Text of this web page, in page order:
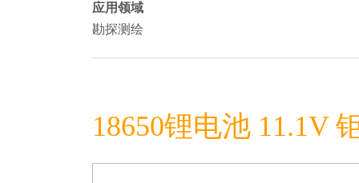
应用领域
勘探测绘
18650锂电池 11.1V